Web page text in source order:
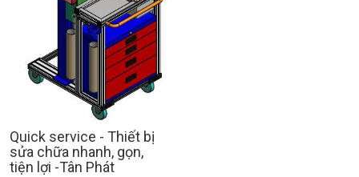
Quick service - Thiết bị
sửa chữa nhanh, gọn,
tiện lợi -Tân Phát